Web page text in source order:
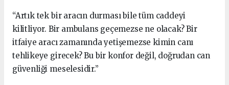
“Artık tek bir aracın durması bile tüm caddeyi
kilitliyor. Bir ambulans geçemezse ne olacak? Bir
itfaiye aracı zamanında yetişemezse kimin canı
tehlikeye girecek? Bu bir konfor değil, doğrudan can
güvenliği meselesidir.”